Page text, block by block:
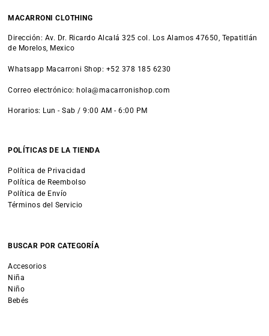
MACARRONI CLOTHING
Dirección: Av. Dr. Ricardo Alcalá 325 col. Los Alamos 47650, Tepatitlán
de Morelos, Mexico
Whatsapp Macarroni Shop: +52 378 185 6230
Correo electrónico: hola@macarronishop.com
Horarios: Lun - Sab / 9:00 AM - 6:00 PM
POLÍTICAS DE LA TIENDA
Política de Privacidad
Política de Reembolso
Política de Envío
Términos del Servicio
BUSCAR POR CATEGORÍA
Accesorios
Niña
Niño
Bebés